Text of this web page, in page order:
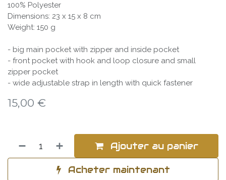
100% Polyester
Dimensions: 23 x 15 x 8 cm
Weight: 150 g
- big main pocket with zipper and inside pocket
- front pocket with hook and loop closure and small
zipper pocket
- wide adjustable strap in length with quick fastener
15,00 €
Ajouter au panier
Acheter maintenant